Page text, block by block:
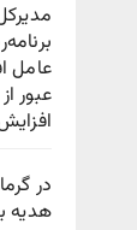
عامل
عبور
در
هدیه